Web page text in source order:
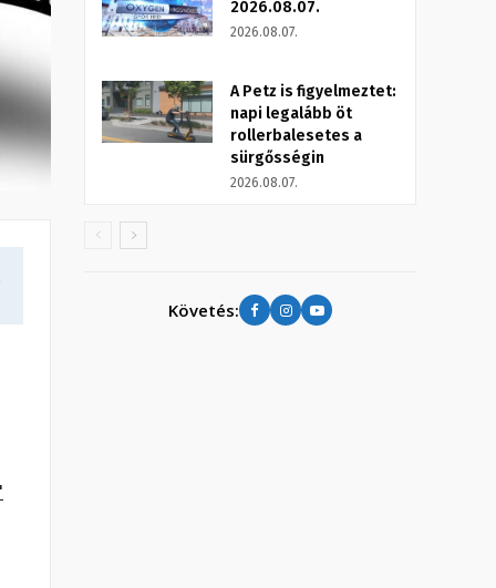
2026.08.07.
2026.08.07.
A Petz is figyelmeztet:
napi legalább öt
rollerbalesetes a
sürgősségin
2026.08.07.
Követés: